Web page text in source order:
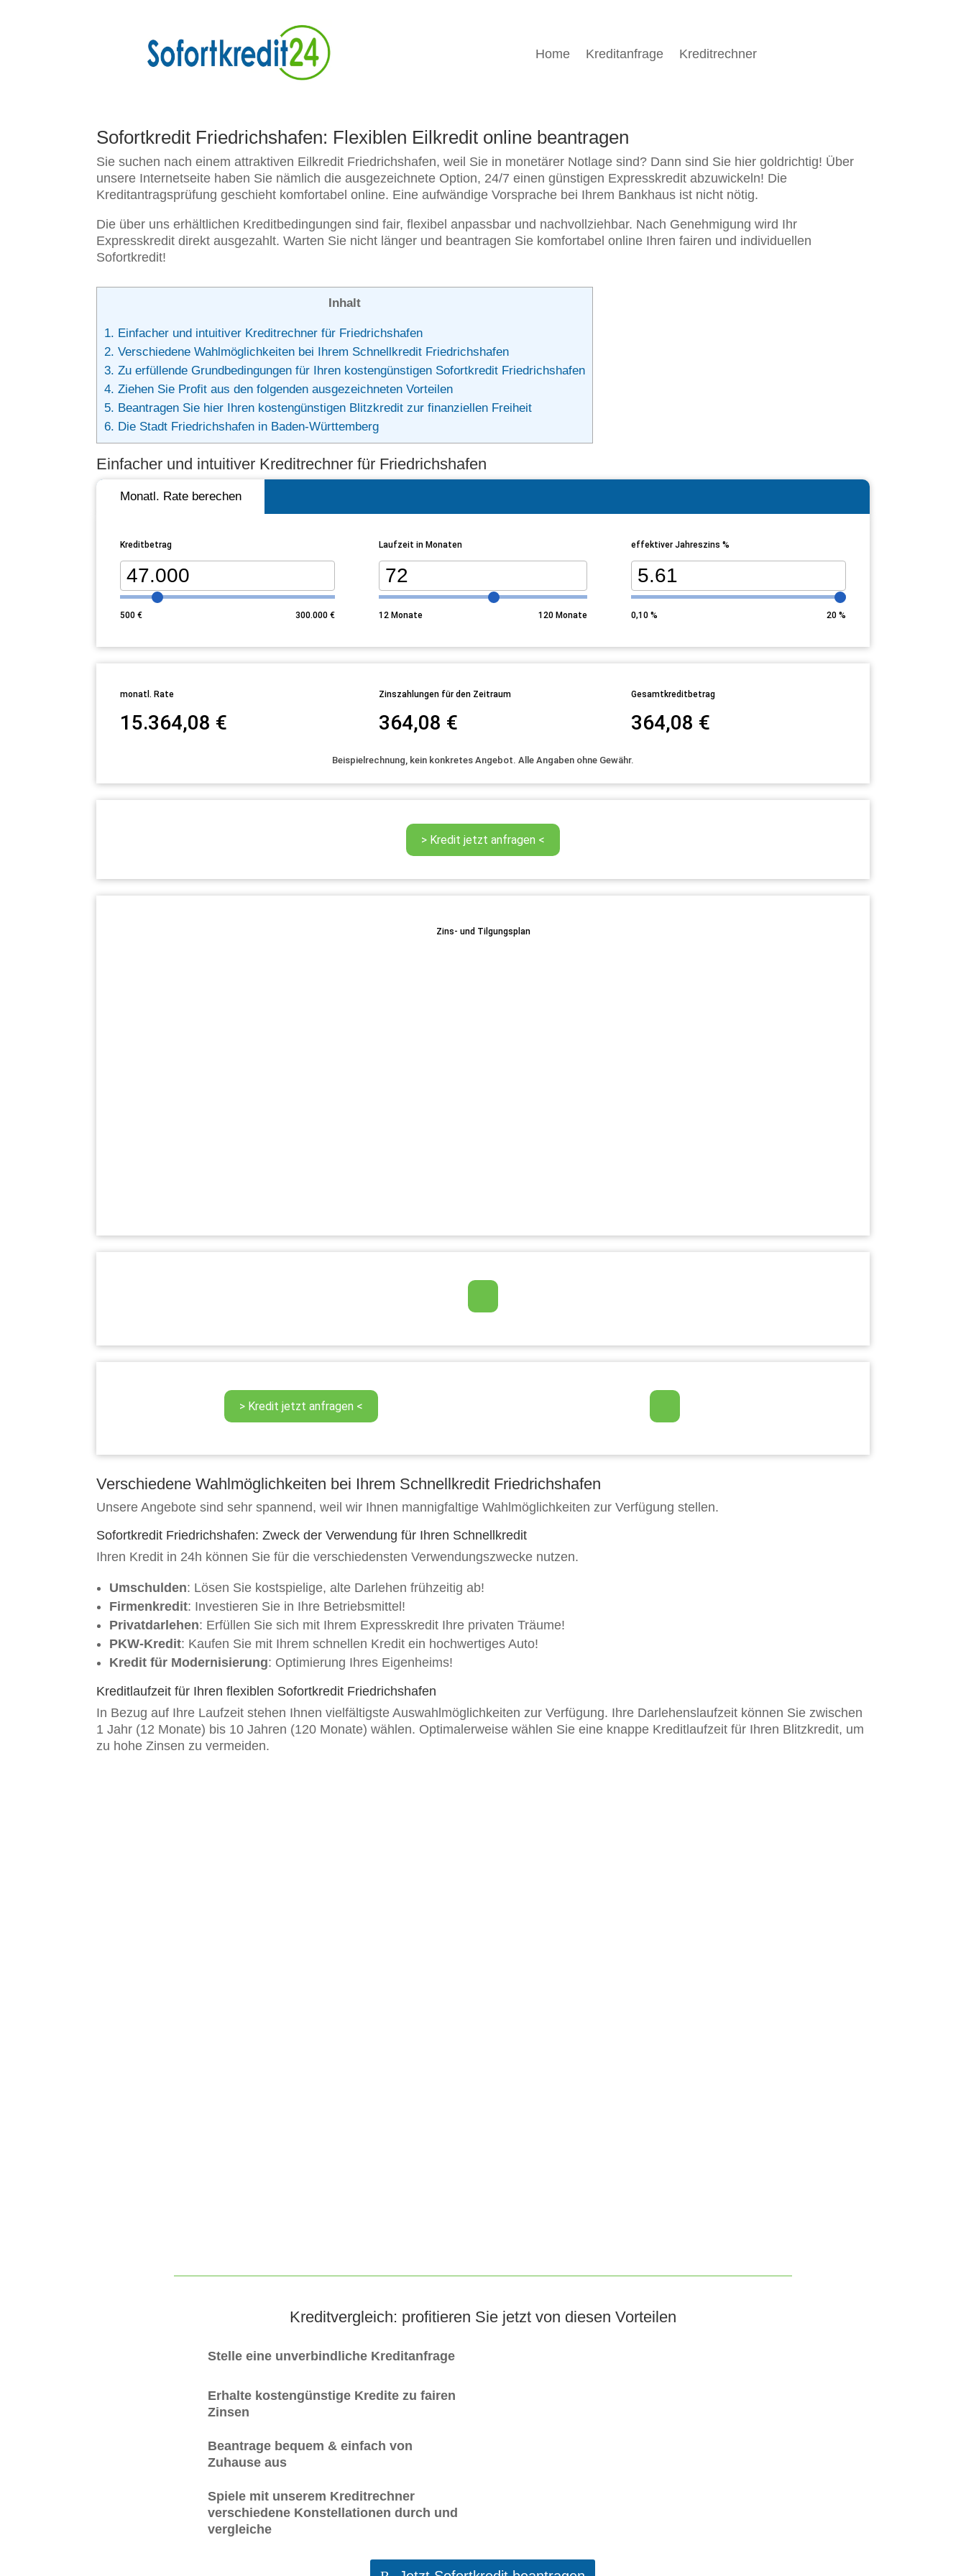
Home Kreditanfrage Kreditrechner
Sofortkredit Friedrichshafen: Flexiblen Eilkredit online beantragen
Sie suchen nach einem attraktiven Eilkredit Friedrichshafen, weil Sie in monetärer Notlage sind? Dann sind Sie hier goldrichtig! Über
unsere Internetseite haben Sie nämlich die ausgezeichnete Option, 24/7 einen günstigen Expresskredit abzuwickeln! Die
Kreditantragsprüfung geschieht komfortabel online. Eine aufwändige Vorsprache bei Ihrem Bankhaus ist nicht nötig.
Die über uns erhältlichen Kreditbedingungen sind fair, flexibel anpassbar und nachvollziehbar. Nach Genehmigung wird Ihr
Expresskredit direkt ausgezahlt. Warten Sie nicht länger und beantragen Sie komfortabel online Ihren fairen und individuellen
Sofortkredit!
Inhalt
1. Einfacher und intuitiver Kreditrechner für Friedrichshafen
2. Verschiedene Wahlmöglichkeiten bei Ihrem Schnellkredit Friedrichshafen
3. Zu erfüllende Grundbedingungen für Ihren kostengünstigen Sofortkredit Friedrichshafen
4. Ziehen Sie Profit aus den folgenden ausgezeichneten Vorteilen
5. Beantragen Sie hier Ihren kostengünstigen Blitzkredit zur finanziellen Freiheit
6. Die Stadt Friedrichshafen in Baden-Württemberg
Einfacher und intuitiver Kreditrechner für Friedrichshafen
Monatl. Rate berechen
Kreditbetrag
500€ 300.000 €
Laufzeit in Monaten
12Monate 120 Monate
effektiver Jahreszins %
0,10% 20 %
monatl. Rate
15.364,08 €
Zinszahlungen für den Zeitraum
364,08 €
Gesamtkreditbetrag
364,08 €
Beispielrechnung, kein konkretes Angebot. Alle Angaben ohne Gewähr.
Zins- und Tilgungsplan
Verschiedene Wahlmöglichkeiten bei Ihrem Schnellkredit Friedrichshafen
Unsere Angebote sind sehr spannend, weil wir Ihnen mannigfaltige Wahlmöglichkeiten zur Verfügung stellen.
Sofortkredit Friedrichshafen: Zweck der Verwendung für Ihren Schnellkredit
Ihren Kredit in 24h können Sie für die verschiedensten Verwendungszwecke nutzen.
Umschulden: Lösen Sie kostspielige, alte Darlehen frühzeitig ab!
Firmenkredit: Investieren Sie in Ihre Betriebsmittel!
Privatdarlehen: Erfüllen Sie sich mit Ihrem Expresskredit Ihre privaten Träume!
PKW-Kredit: Kaufen Sie mit Ihrem schnellen Kredit ein hochwertiges Auto!
Kredit für Modernisierung: Optimierung Ihres Eigenheims!
Kreditlaufzeit für Ihren flexiblen Sofortkredit Friedrichshafen
In Bezug auf Ihre Laufzeit stehen Ihnen vielfältigste Auswahlmöglichkeiten zur Verfügung. Ihre Darlehenslaufzeit können Sie zwischen
1 Jahr (12 Monate) bis 10 Jahren (120 Monate) wählen. Optimalerweise wählen Sie eine knappe Kreditlaufzeit für Ihren Blitzkredit, um
zu hohe Zinsen zu vermeiden.
Kreditvergleich: profitieren Sie jetzt von diesen Vorteilen
Stelle eine unverbindliche Kreditanfrage
Erhalte kostengünstige Kredite zu fairen
Zinsen
Beantrage bequem & einfach von
Zuhause aus
Spiele mit unserem Kreditrechner
verschiedene Konstellationen durch und
vergleiche